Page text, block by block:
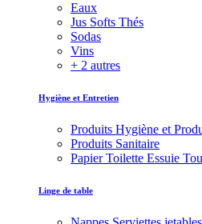
Eaux
Jus Softs Thés
Sodas
Vins
+ 2 autres
Hygiène et Entretien
Produits Hygiène et
Produits Sanitaire
Papier Toilette Essuie
Linge de table